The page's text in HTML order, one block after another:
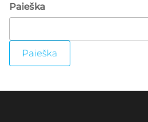
Paieška
Paieška